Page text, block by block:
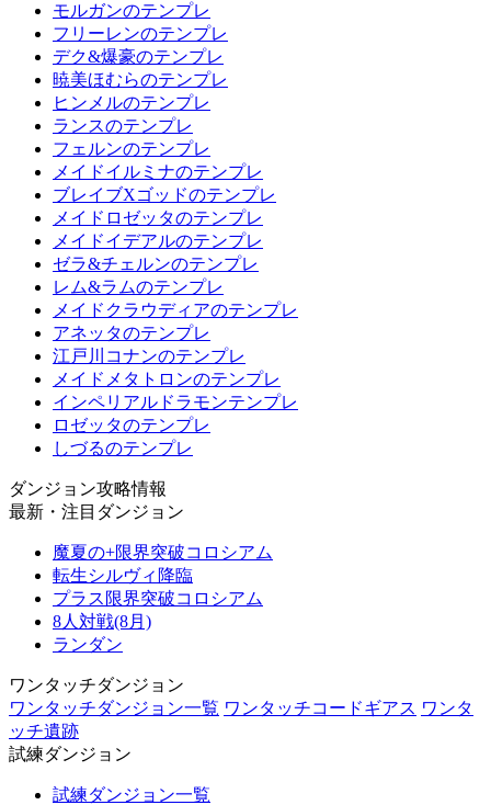
モルガンのテンプレ
フリーレンのテンプレ
デク&爆豪のテンプレ
暁美ほむらのテンプレ
ヒンメルのテンプレ
ランスのテンプレ
フェルンのテンプレ
メイドイルミナのテンプレ
ブレイブXゴッドのテンプレ
メイドロゼッタのテンプレ
メイドイデアルのテンプレ
ゼラ&チェルンのテンプレ
レム&ラムのテンプレ
メイドクラウディアのテンプレ
アネッタのテンプレ
江戸川コナンのテンプレ
メイドメタトロンのテンプレ
インペリアルドラモンテンプレ
ロゼッタのテンプレ
しづるのテンプレ
ダンジョン攻略情報
最新・注目ダンジョン
魔夏の+限界突破コロシアム
転生シルヴィ降臨
プラス限界突破コロシアム
8人対戦(8月)
ランダン
ワンタッチダンジョン
ワンタッチダンジョン一覧 ワンタッチコードギアス ワンタ
ッチ遺跡
試練ダンジョン
試練ダンジョン一覧